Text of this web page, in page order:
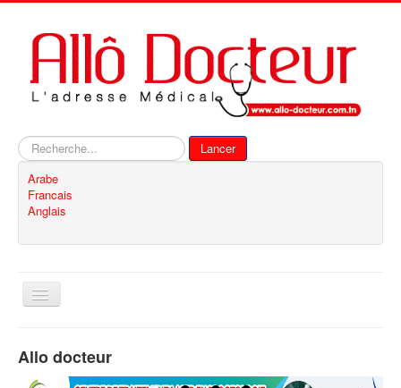
Rechercher
Lancer
Arabe
Francais
Anglais
Basculer
Allo docteur